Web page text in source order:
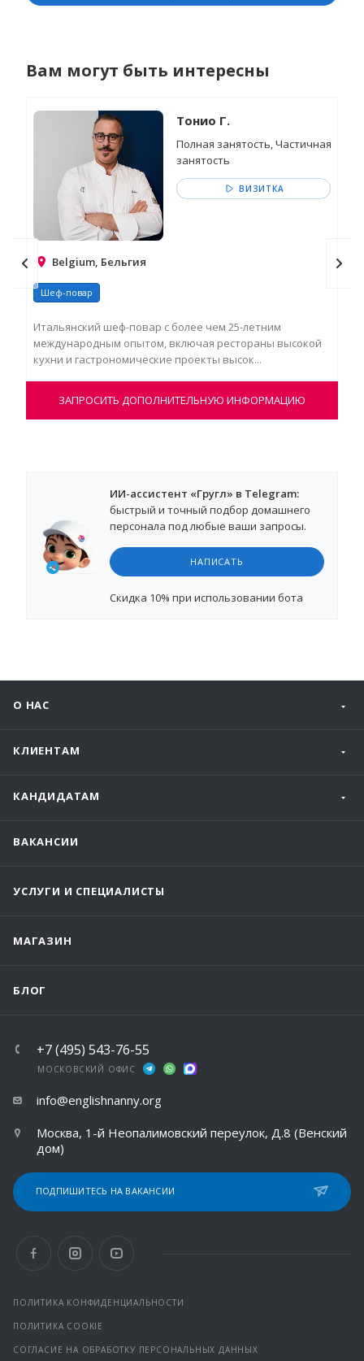
Вам могут быть интересны
Тонио Г.
Полная занятость, Частичная
занятость
ВИЗИТКА
Belgium, Бельгия
Шеф-повар
Итальянский шеф-повар с более чем 25-летним
международным опытом, включая рестораны высокой
кухни и гастрономические проекты высок...
ЗАПРОСИТЬ ДОПОЛНИТЕЛЬНУЮ ИНФОРМАЦИЮ
ИИ-ассистент «Гругл» в Telegram:
быстрый и точный подбор домашнего
персонала под любые ваши запросы.
НАПИСАТЬ
Cкидка 10% при использовании бота
О НАС
КЛИЕНТАМ
КАНДИДАТАМ
ВАКАНСИИ
УСЛУГИ И СПЕЦИАЛИСТЫ
МАГАЗИН
БЛОГ
+7 (495) 543-76-55
МОСКОВСКИЙ ОФИС
info@englishnanny.org
Москва, 1-й Неопалимовский переулок, Д.8 (Венский
дом)
ПОДПИШИТЕСЬ НА ВАКАНСИИ
ПОЛИТИКА КОНФИДЕНЦИАЛЬНОСТИ
ПОЛИТИКА COOKIE
СОГЛАСИЕ НА ОБРАБОТКУ ПЕРСОНАЛЬНЫХ ДАННЫХ